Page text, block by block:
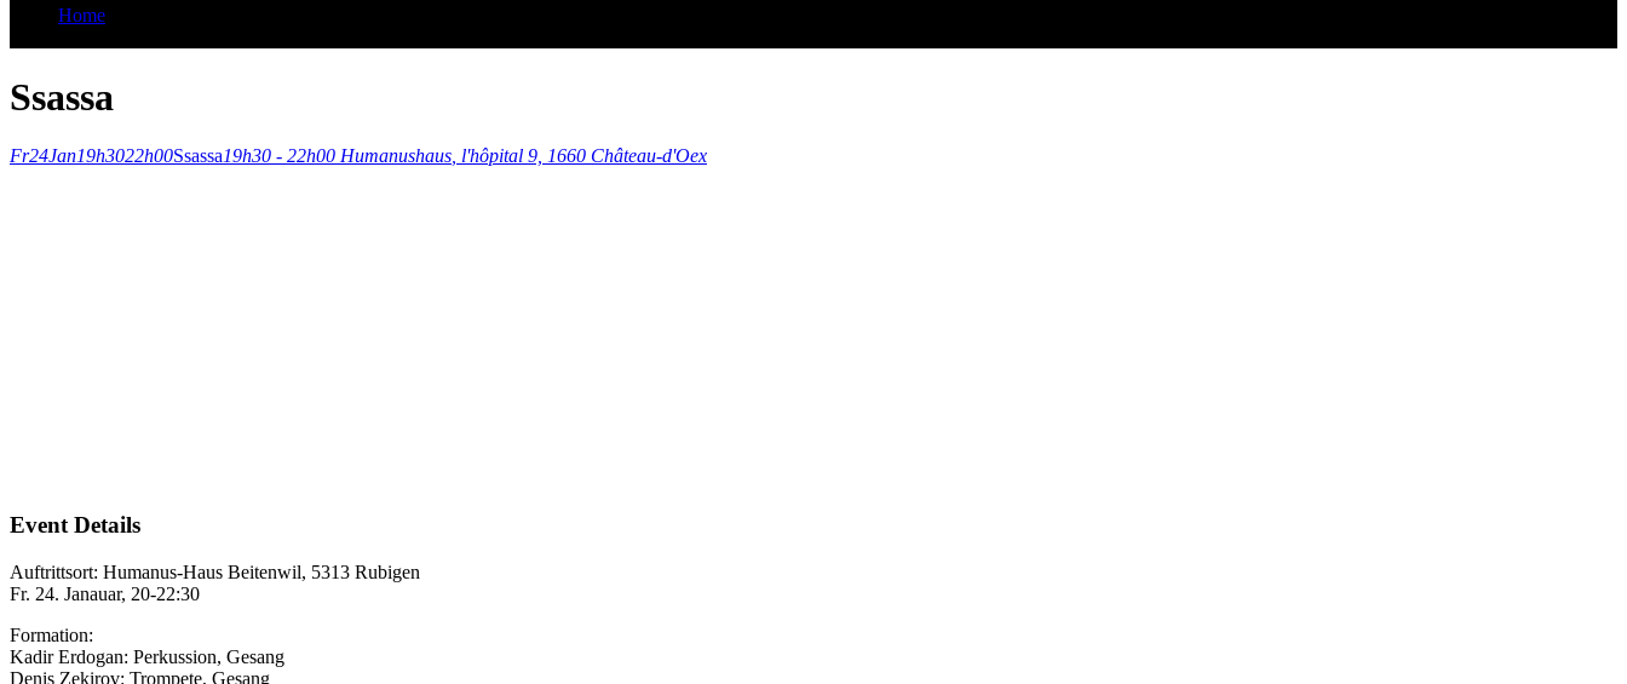
Home
Ssassa
Fr24Jan19h3022h00Ssassa19h30 - 22h00 Humanushaus , l'hôpital 9, 1660 Château-d'Oex
Event Details
Auftrittsort: Humanus-Haus Beitenwil, 5313 Rubigen
Fr. 24. Janauar, 20-22:30
Formation:
Kadir Erdogan: Perkussion, Gesang
Denis Zekirov: Trompete, Gesang